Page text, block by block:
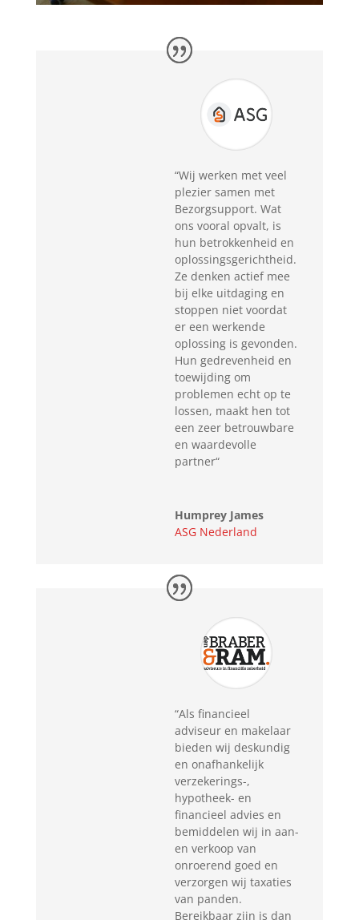
“Wij werken met veel
plezier samen met
Bezorgsupport. Wat
ons vooral opvalt, is
hun betrokkenheid en
oplossingsgerichtheid.
Ze denken actief mee
bij elke uitdaging en
stoppen niet voordat
er een werkende
oplossing is gevonden.
Hun gedrevenheid en
toewijding om
problemen echt op te
lossen, maakt hen tot
een zeer betrouwbare
en waardevolle
partner“
Humprey James
ASG Nederland
“Als financieel
adviseur en makelaar
bieden wij deskundig
en onafhankelijk
verzekerings-,
hypotheek- en
financieel advies en
bemiddelen wij in aan-
en verkoop van
onroerend goed en
verzorgen wij taxaties
van panden.
Bereikbaar zijn is dan